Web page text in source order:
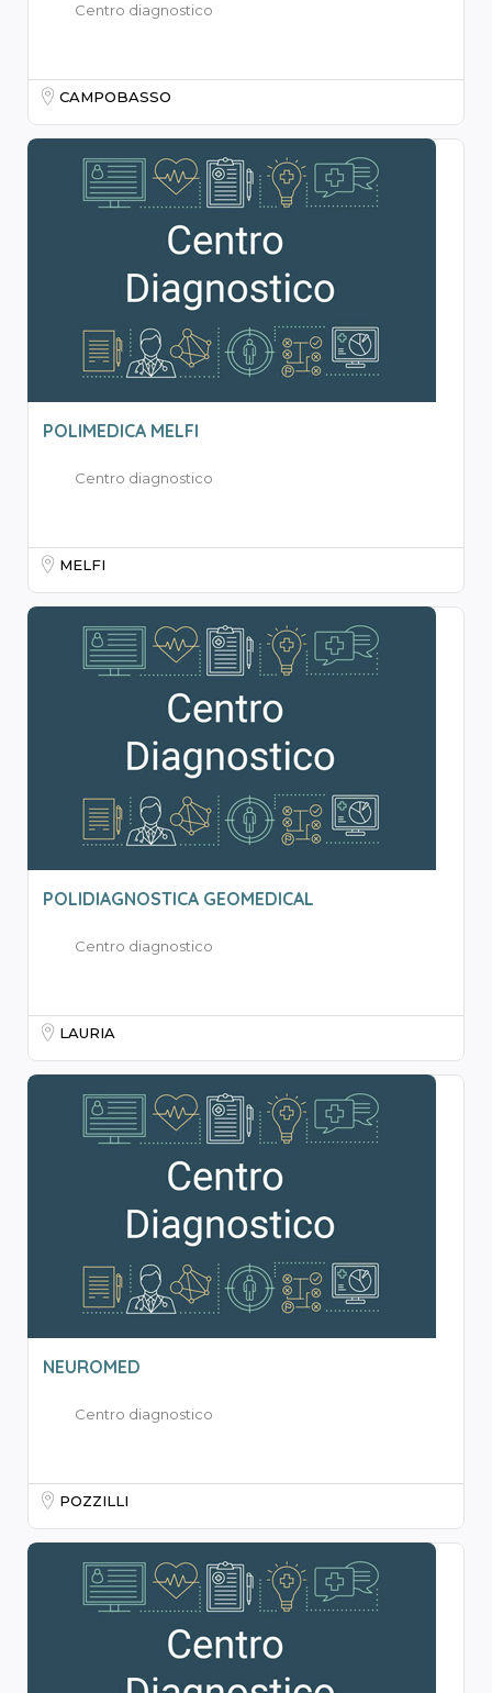
Centro diagnostico
CAMPOBASSO
POLIMEDICA MELFI
Centro diagnostico
MELFI
POLIDIAGNOSTICA GEOMEDICAL
Centro diagnostico
LAURIA
NEUROMED
Centro diagnostico
POZZILLI